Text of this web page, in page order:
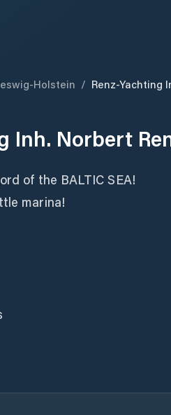
Holstein / Renz-Yachting
Inh. Norbert
of the BALTIC SEA!
marina!